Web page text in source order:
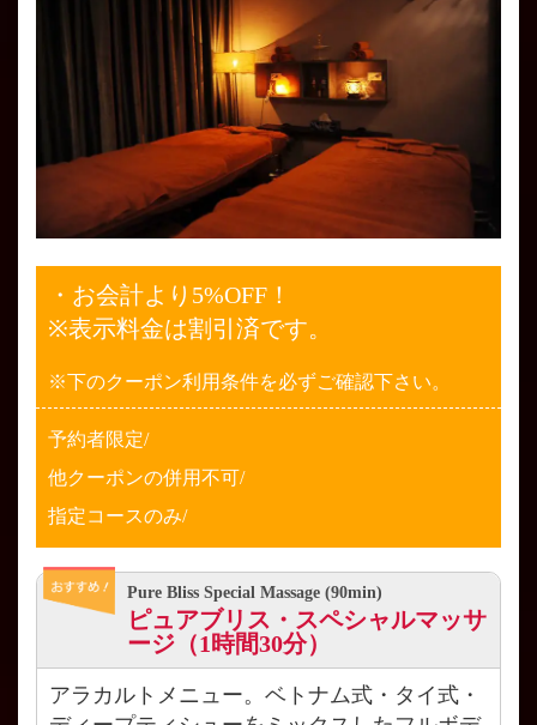
・お会計より5%OFF！
※表示料金は割引済です。
※下のクーポン利用条件を必ずご確認下さい。
予約者限定/
他クーポンの併用不可/
指定コースのみ/
Pure Bliss Special Massage (90min)
ピュアブリス・スペシャルマッサ
ージ（1時間30分）
アラカルトメニュー。ベトナム式・タイ式・